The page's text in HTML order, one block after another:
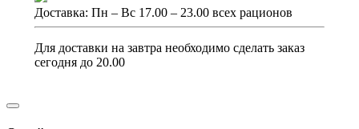
Доставка: Пн – Вс 17.00 – 23.00 всех рационов
Для доставки на завтра необходимо сделать заказ
сегодня до 20.00